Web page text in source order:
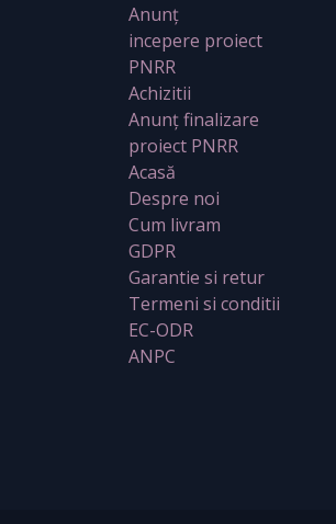
Anunț
incepere proiect
PNRR
Achizitii
Anunț finalizare
proiect PNRR
Acasă
Despre noi
Cum livram
GDPR
Garantie si retur
Termeni si conditii
EC-ODR
ANPC